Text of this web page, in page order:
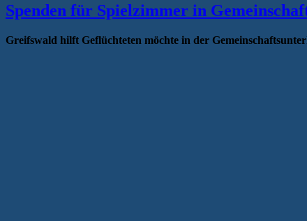
Spenden für Spielzimmer in
Greifswald hilft Geflüchteten möchte in der